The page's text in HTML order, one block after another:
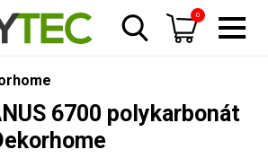
0
6700 polykarbonát